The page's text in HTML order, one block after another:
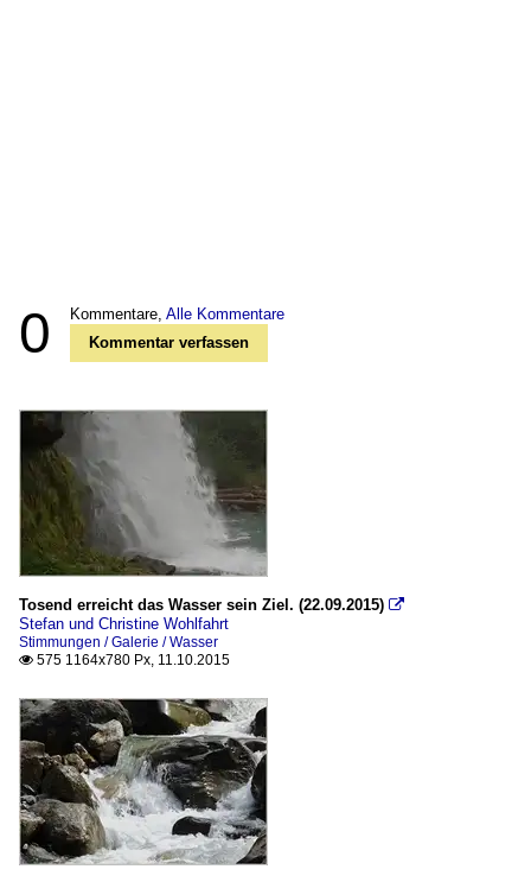
0 Kommentare, Alle Kommentare
Kommentar verfassen
Tosend erreicht das Wasser sein Ziel. (22.09.2015) 
Stefan und Christine Wohlfahrt
Stimmungen / Galerie / Wasser
 575 1164x780 Px, 11.10.2015